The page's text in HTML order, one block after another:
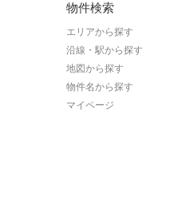
物件検索
エリアから探す
沿線・駅から探す
地図から探す
物件名から探す
マイページ